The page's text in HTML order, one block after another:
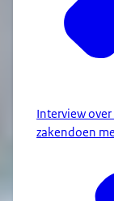
Interview
zakendoen